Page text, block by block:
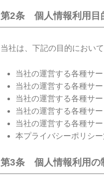
第2条 個人情報利用目
当社は、下記の目的におい
当社の運営する各種サ
当社の運営する各種サ
当社の運営する各種サ
当社の運営する各種サ
当社の運営する各種サ
本プライバシーポリシ
第3条 個人情報利用の